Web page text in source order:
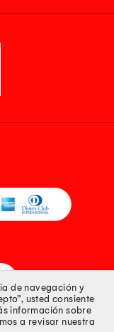
de navegación y
usted consiente
información sobre
a revisar nuestra